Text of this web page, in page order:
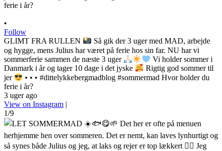
•
Follow
GLIMT FRA RULLEN
Så gik der 3 uger med MAD, arbejde
og hygge, mens Julius har været på ferie hos sin far. NU har vi
sommerferie sammen de næste 3 uger
Vi holder sommer i
Danmark i år og tager 10 dage i det jyske
Rigtig god sommer til
jer
• • • #dittelykkebergmadblog #sommermad Hvor holder du
ferie i år?
3 uger ago
View on Instagram |
1/9